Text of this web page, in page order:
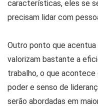
características, eles se
precisam lidar com
Outro ponto que
valorizam bastante a
trabalho, o que acontece
poder e senso de
serão abordadas em